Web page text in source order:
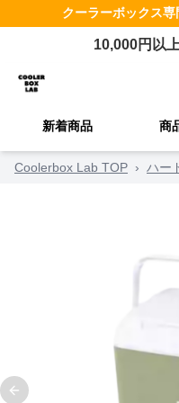
クーラーボックス専
10,000円以
新着商品 商
Coolerbox Lab TOP › ハー
Previous slide